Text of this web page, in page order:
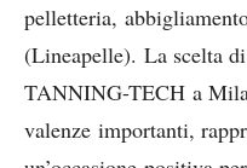
pelletteria,
(Lineapelle). La scelta
TANNING-TECH a
valenze importanti,